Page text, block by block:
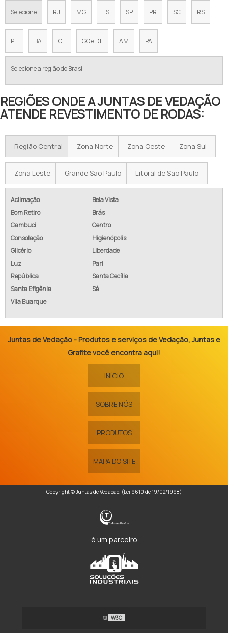
Selecione RJ MG ES SP PR SC RS
PE BA CE GO e DF AM PA
Selecione a região do Brasil
REGIÕES ONDE A JUNTAS DE VEDAÇÃO
ATENDE REVESTIMENTO DE RODAS:
Região Central Zona Norte Zona Oeste Zona Sul
Zona Leste Grande São Paulo Litoral de São Paulo
Aclimação
Bela Vista
Bom Retiro
Brás
Cambuci
Centro
Consolação
Higienópolis
Glicério
Liberdade
Luz
Pari
República
Santa Cecília
Santa Efigênia
Sé
Vila Buarque
Juntas de Vedação - Produtos e serviços de Vedação, Juntas e
Grafite você encontra aqui!
INÍCIO
SOBRE NÓS
PRODUTOS
MAPA DO SITE
Copyright © Juntas de Vedação. (Lei 9610 de 19/02/1998)
é um parceiro
W3C